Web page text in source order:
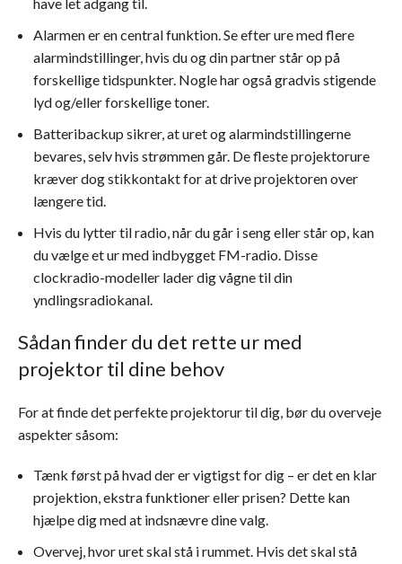
Alarmen er en central funktion. Se efter ure med flere
alarmindstillinger, hvis du og din partner står op på
forskellige tidspunkter. Nogle har også gradvis stigende
lyd og/eller forskellige toner.
Batteribackup sikrer, at uret og alarmindstillingerne
bevares, selv hvis strømmen går. De fleste projektorure
kræver dog stikkontakt for at drive projektoren over
længere tid.
Hvis du lytter til radio, når du går i seng eller står op, kan
du vælge et ur med indbygget FM-radio. Disse
clockradio-modeller lader dig vågne til din
yndlingsradiokanal.
Sådan finder du det rette ur med
projektor til dine behov
For at finde det perfekte projektorur til dig, bør du overveje
aspekter såsom:
Tænk først på hvad der er vigtigst for dig – er det en klar
projektion, ekstra funktioner eller prisen? Dette kan
hjælpe dig med at indsnævre dine valg.
Overvej, hvor uret skal stå i rummet. Hvis det skal stå